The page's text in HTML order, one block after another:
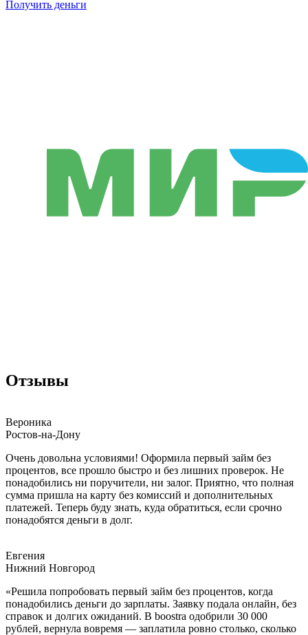
Получить деньги
Отзывы
Вероника
Ростов-на-Дону
Очень довольна условиями! Оформила первый займ без
процентов, все прошло быстро и без лишних проверок. Не
понадобились ни поручители, ни залог. Приятно, что полная
сумма пришла на карту без комиссий и дополнительных
платежей. Теперь буду знать, куда обратиться, если срочно
понадобятся деньги в долг.
Евгения
Нижний Новгород
«Решила попробовать первый займ без процентов, когда
понадобились деньги до зарплаты. Заявку подала онлайн, без
справок и долгих ожиданий. В boostra одобрили 30 000
рублей, вернула вовремя — заплатила ровно столько, сколько